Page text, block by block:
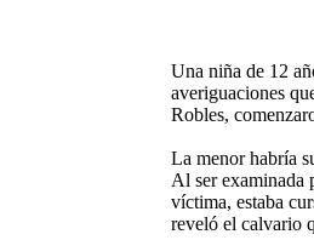
Una niña de 12
averiguaciones
Robles,
La menor habría
Al ser examinada
víctima, estaba
reveló el calvario